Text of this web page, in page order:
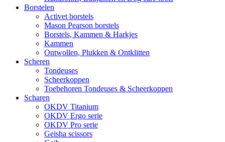
Borstelen
Activet borstels
Mason Pearson borstels
Borstels, Kammen & Harkjes
Kammen
Ontwollen, Plukken & Ontklitten
Scheren
Tondeuses
Scheerkoppen
Toebehoren Tondeuses & Scheerkoppen
Scharen
OKDV Titanium
OKDV Ergo serie
OKDV Pro serie
Geisha scissors